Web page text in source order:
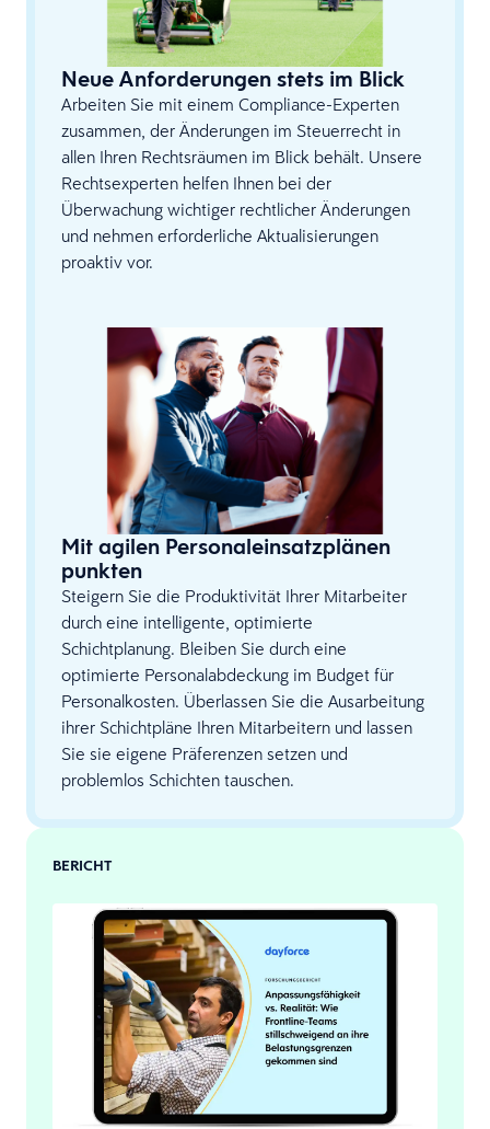
Neue Anforderungen stets im Blick
Arbeiten Sie mit einem Compliance-Experten
zusammen, der Änderungen im Steuerrecht in
allen Ihren Rechtsräumen im Blick behält. Unsere
Rechtsexperten helfen Ihnen bei der
Überwachung wichtiger rechtlicher Änderungen
und nehmen erforderliche Aktualisierungen
proaktiv vor.
Mit agilen Personaleinsatzplänen
punkten
Steigern Sie die Produktivität Ihrer Mitarbeiter
durch eine intelligente, optimierte
Schichtplanung. Bleiben Sie durch eine
optimierte Personalabdeckung im Budget für
Personalkosten. Überlassen Sie die Ausarbeitung
ihrer Schichtpläne Ihren Mitarbeitern und lassen
Sie sie eigene Präferenzen setzen und
problemlos Schichten tauschen.
BERICHT